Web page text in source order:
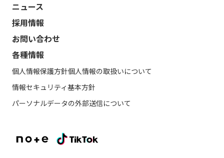
ニュース
採用情報
お問い合わせ
各種情報
個人情報保護方針個人情報の取扱いについて
情報セキュリティ基本方針
パーソナルデータの外部送信について